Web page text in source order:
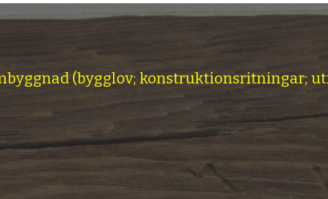
(bygglov; konstruktionsritningar;